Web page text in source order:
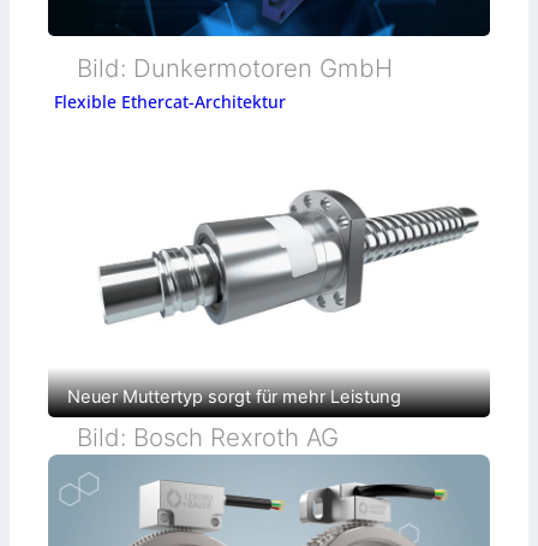
Bild: Dunkermotoren GmbH
Flexible Ethercat-Architektur
Neuer Muttertyp sorgt für mehr Leistung
Bild: Bosch Rexroth AG